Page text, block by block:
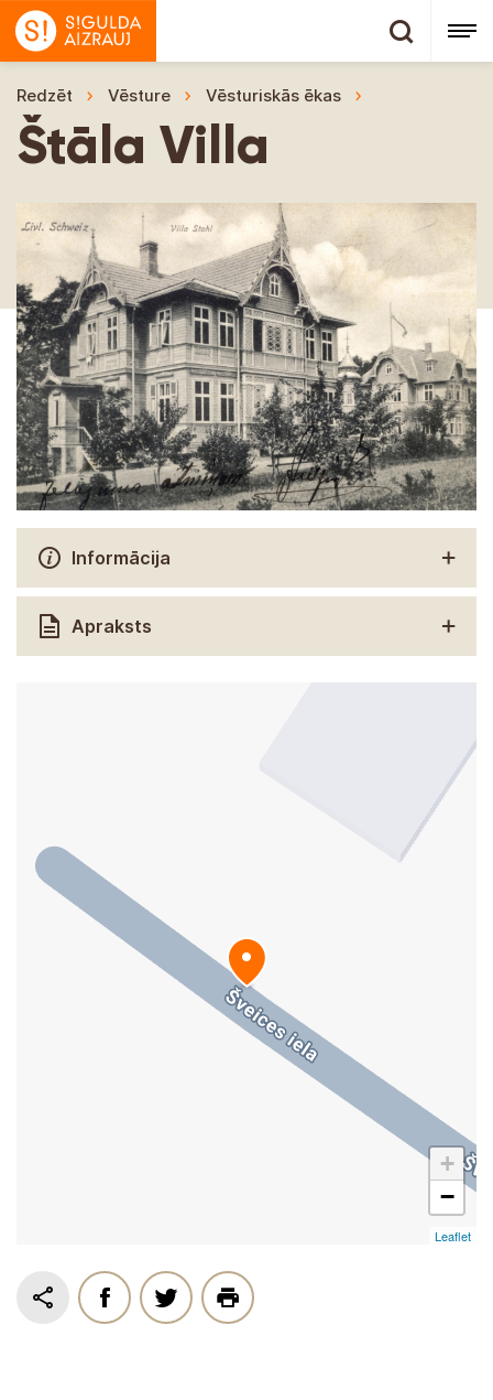
Redzēt Vēsture Vēsturiskās ēkas
Štāla Villa
Informācija
Apraksts
+
−
Leaflet